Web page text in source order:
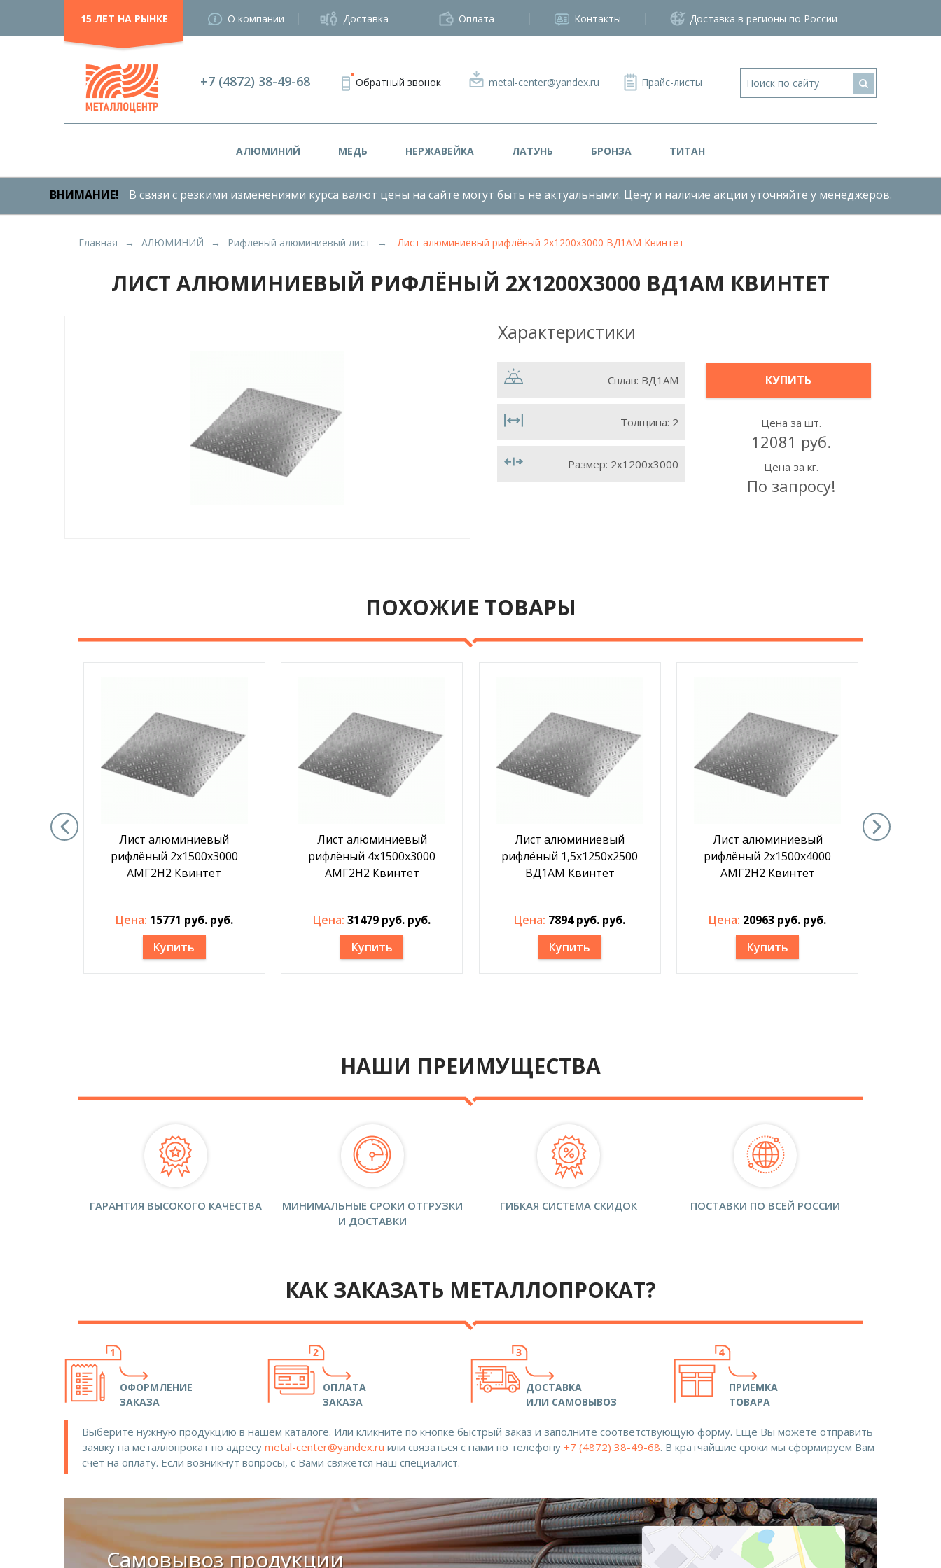
15 ЛЕТ НА РЫНКЕ О компании Доставка Оплата Контакты Доставка в регионы по России
+7 (4872) 38-49-68 Обратный звонок metal-center@yandex.ru Прайс-листы
АЛЮМИНИЙ МЕДЬ НЕРЖАВЕЙКА ЛАТУНЬ БРОНЗА ТИТАН
ВНИМАНИЕ! В связи с резкими изменениями курса валют цены на сайте могут быть не актуальными. Цену и наличие акции уточняйте у менеджеров.
Главная АЛЮМИНИЙ Рифленый алюминиевый лист Лист алюминиевый рифлёный 2х1200х3000 ВД1АМ Квинтет
ЛИСТ АЛЮМИНИЕВЫЙ РИФЛЁНЫЙ 2Х1200Х3000 ВД1АМ КВИНТЕТ
Характеристики
Сплав: ВД1АМ
Толщина: 2
Размер: 2х1200х3000
КУПИТЬ
Цена за шт.
12081 руб.
Цена за кг.
По запросу!
ПОХОЖИЕ ТОВАРЫ
Лист алюминиевый
рифлёный 2х1500х3000
АМГ2Н2 Квинтет
Цена: 15771 руб. руб.
Купить
Лист алюминиевый
рифлёный 4х1500х3000
АМГ2Н2 Квинтет
Цена:31479 руб. руб.
Купить
Лист алюминиевый
рифлёный 1,5х1250х2500
ВД1АМ Квинтет
Цена: 7894 руб. руб.
Купить
Лист алюминиевый
рифлёный 2х1500х4000
АМГ2Н2 Квинтет
Цена: 20963 руб. руб.
Купить
НАШИ ПРЕИМУЩЕСТВА
ГАРАНТИЯ ВЫСОКОГО КАЧЕСТВА
МИНИМАЛЬНЫЕ СРОКИ ОТГРУЗКИ
И ДОСТАВКИ
ГИБКАЯ СИСТЕМА СКИДОК ПОСТАВКИ ПО ВСЕЙ РОССИИ
КАК ЗАКАЗАТЬ МЕТАЛЛОПРОКАТ?
ОФОРМЛЕНИЕ
ЗАКАЗА
ОПЛАТА
ЗАКАЗА
ДОСТАВКА
ИЛИ САМОВЫВОЗ
ПРИЕМКА
ТОВАРА
Выберите нужную продукцию в нашем каталоге. Или кликните по кнопке быстрый заказ и заполните соответствующую форму. Еще Вы можете отправить
заявку на металлопрокат по адресу metal-center@yandex.ru или связаться с нами по телефону +7 (4872) 38-49-68. В кратчайшие сроки мы сформируем Вам
счет на оплату. Если возникнут вопросы, с Вами свяжется наш специалист.
Самовывоз продукции